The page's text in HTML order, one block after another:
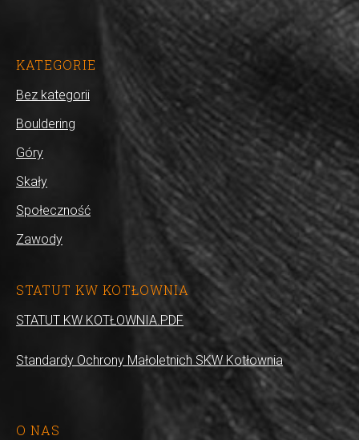
KATEGORIE
Bez kategorii
Bouldering
Góry
Skały
Społeczność
Zawody
STATUT KW KOTŁOWNIA
STATUT KW KOTŁOWNIA.PDF
Standardy Ochrony Małoletnich SKW Kotłownia
O NAS